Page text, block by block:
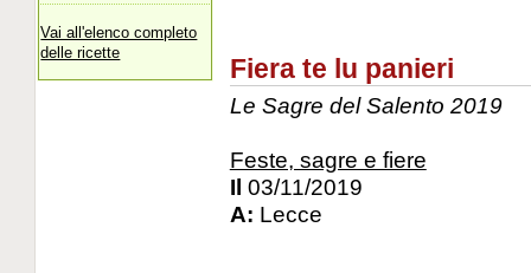
Fiera te lu panieri
Le Sagre del Salento 2019
Feste, sagre e fiere
Il 03/11/2019
A: Lecce
Vai all'elenco completo
delle ricette